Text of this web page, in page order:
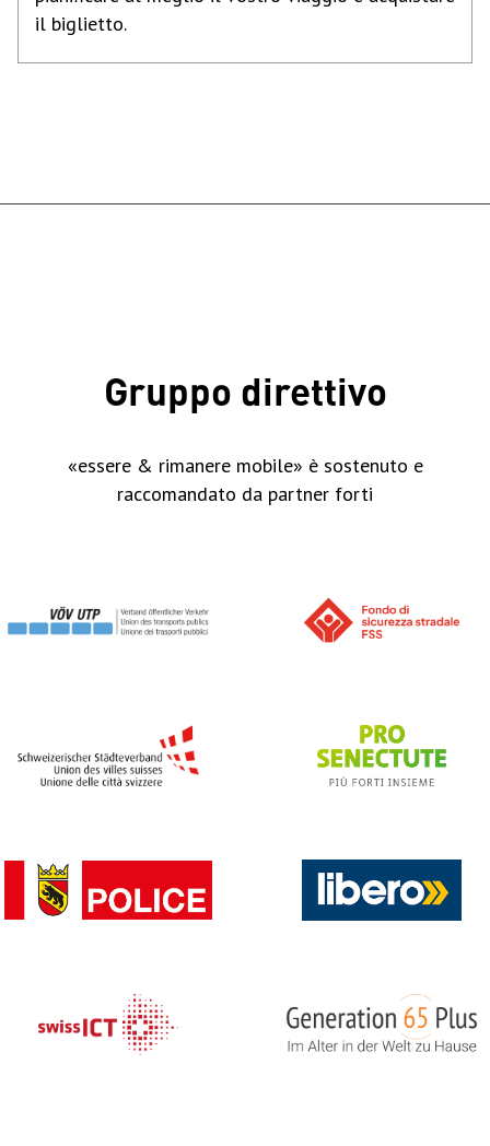
il biglietto.
Gruppo direttivo
«essere & rimanere mobile» è sostenuto e
raccomandato da partner forti